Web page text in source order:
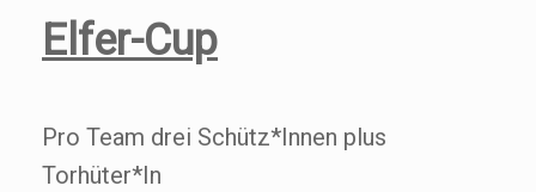
Elfer-Cup
Pro Team drei Schütz*Innen plus
Torhüter*In